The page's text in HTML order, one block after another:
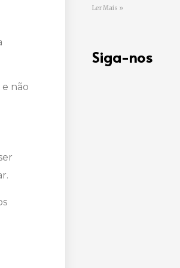
e não
Ler Mais »
Siga-nos